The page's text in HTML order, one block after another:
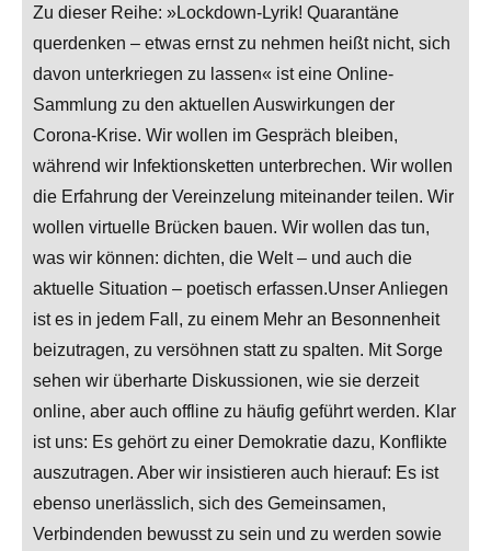
Zu dieser Reihe: »Lockdown-Lyrik! Quarantäne
querdenken – etwas ernst zu nehmen heißt nicht, sich
davon unterkriegen zu lassen« ist eine Online-
Sammlung zu den aktuellen Auswirkungen der
Corona-Krise. Wir wollen im Gespräch bleiben,
während wir Infektionsketten unterbrechen. Wir wollen
die Erfahrung der Vereinzelung miteinander teilen. Wir
wollen virtuelle Brücken bauen. Wir wollen das tun,
was wir können: dichten, die Welt – und auch die
aktuelle Situation – poetisch erfassen.Unser Anliegen
ist es in jedem Fall, zu einem Mehr an Besonnenheit
beizutragen, zu versöhnen statt zu spalten. Mit Sorge
sehen wir überharte Diskussionen, wie sie derzeit
online, aber auch offline zu häufig geführt werden. Klar
ist uns: Es gehört zu einer Demokratie dazu, Konflikte
auszutragen. Aber wir insistieren auch hierauf: Es ist
ebenso unerlässlich, sich des Gemeinsamen,
Verbindenden bewusst zu sein und zu werden sowie